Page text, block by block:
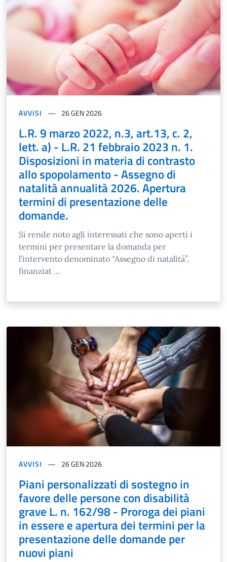
AVVISI 26 GEN 2026
L.R. 9 marzo 2022, n.3, art.13, c. 2,
lett. a) - L.R. 21 febbraio 2023 n. 1.
Disposizioni in materia di contrasto
allo spopolamento - Assegno di
natalità annualità 2026. Apertura
termini di presentazione delle
domande.
Si rende noto agli interessati che sono aperti i
termini per presentare la domanda per
l’intervento denominato “Assegno di natalità”,
finanziat ...
AVVISI 26 GEN 2026
Piani personalizzati di sostegno in
favore delle persone con disabilità
grave L. n. 162/98 - Proroga dei piani
in essere e apertura dei termini per la
presentazione delle domande per
nuovi piani